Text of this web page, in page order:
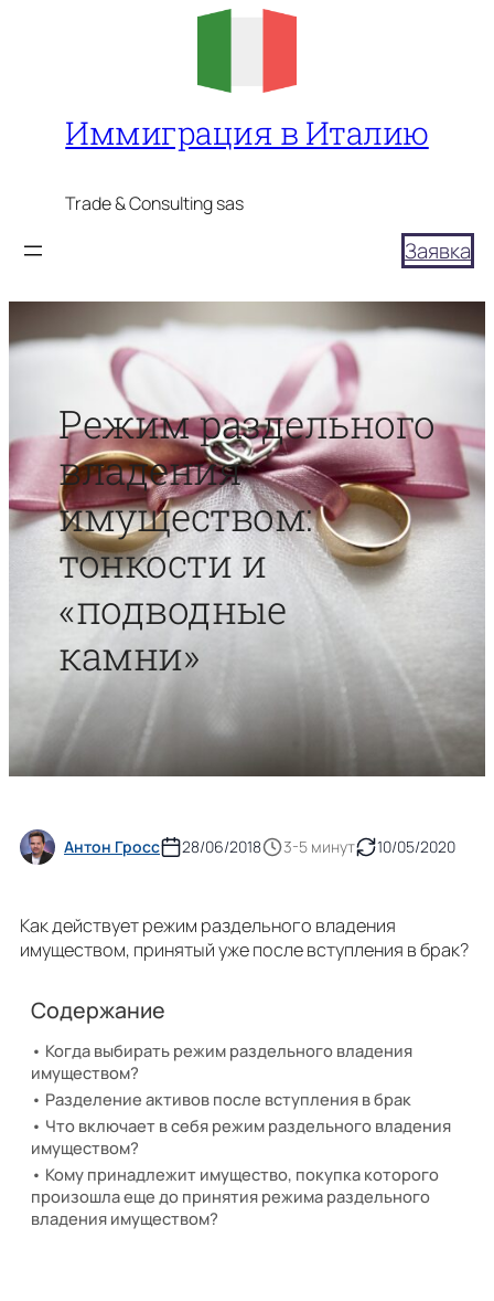
Иммиграция в Италию
Trade & Consulting sas
Заявка
Режим раздельного
владения
имуществом:
тонкости и
«подводные
камни»
Антон Гросс 28/06/2018 3-5 минут 10/05/2020
Как действует режим раздельного владения
имуществом, принятый уже после вступления в брак?
Содержание
Когда выбирать режим раздельного владения
имуществом?
Разделение активов после вступления в брак
Что включает в себя режим раздельного владения
имуществом?
Кому принадлежит имущество, покупка которого
произошла еще до принятия режима раздельного
владения имуществом?